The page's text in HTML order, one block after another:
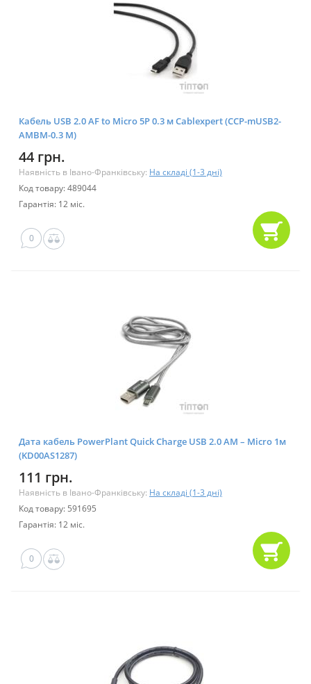
Кабель USB 2.0 AF to Micro 5P 0.3 м Cablexpert (CCP-mUSB2-
AMBM-0.3 M)
44 грн.
Наявність в Івано-Франківську: На складі (1-3 дні)
Код товару: 489044
Гарантія: 12 міс.
0
Дата кабель PowerPlant Quick Charge USB 2.0 AM – Micro 1м
(KD00AS1287)
111 грн.
Наявність в Івано-Франківську: На складі (1-3 дні)
Код товару: 591695
Гарантія: 12 міс.
0